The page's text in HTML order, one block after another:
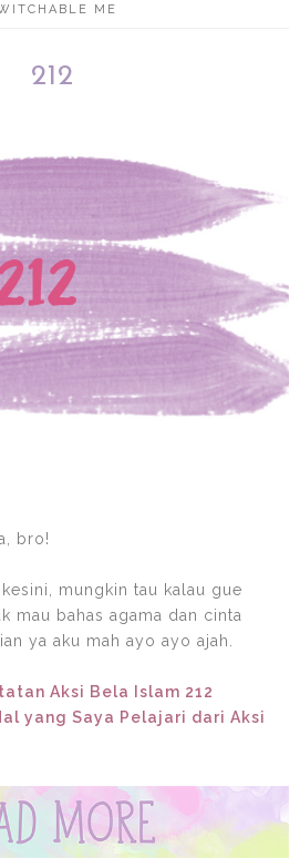
ME
212
bro!
mungkin tau kalau gue
mau bahas agama dan cinta
ya aku mah ayo ayo ajah.
Aksi Bela Islam 212
yang Saya Pelajari dari Aksi